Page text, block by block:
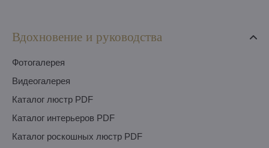
Вдохновение и руководства
Фотогалерея
Видеогалерея
Каталог люстр PDF
Каталог интерьеров PDF
Каталог роскошных люстр PDF